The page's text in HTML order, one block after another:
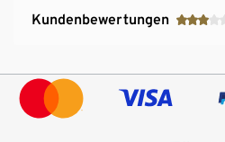
Kundenbewertungen